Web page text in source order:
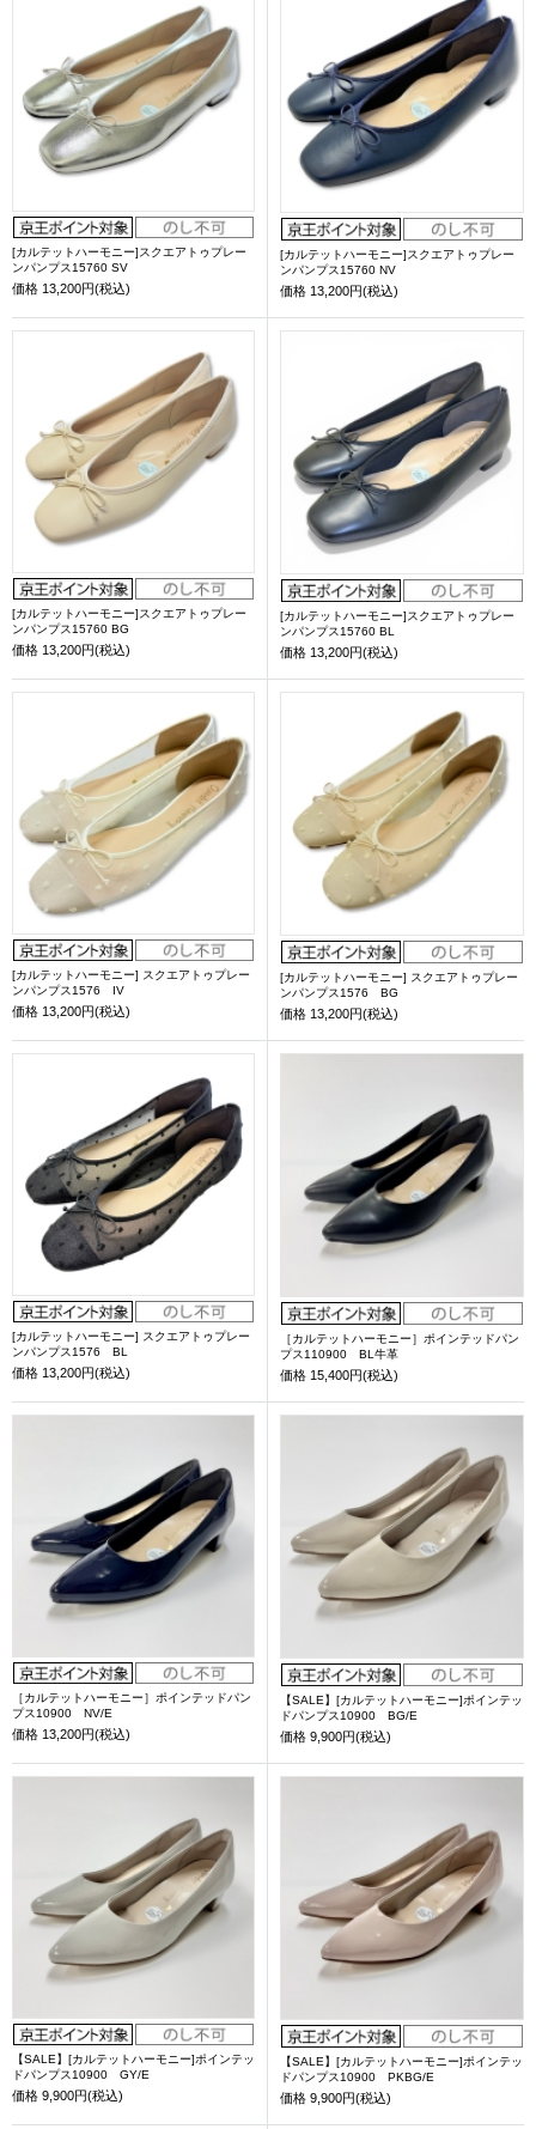
[カルテットハーモニー]スクエアトゥプレー
ンパンプス15760 SV
価格 13,200円(税込)
[カルテットハーモニー]スクエアトゥプレー
ンパンプス15760 NV
価格 13,200円(税込)
[カルテットハーモニー]スクエアトゥプレー
ンパンプス15760 BG
価格 13,200円(税込)
[カルテットハーモニー]スクエアトゥプレー
ンパンプス15760 BL
価格 13,200円(税込)
[カルテットハーモニー] スクエアトゥプレー
ンパンプス1576 IV
価格 13,200円(税込)
[カルテットハーモニー] スクエアトゥプレー
ンパンプス1576 BG
価格 13,200円(税込)
[カルテットハーモニー] スクエアトゥプレー
ンパンプス1576 BL
価格 13,200円(税込)
［カルテットハーモニー］ポインテッドパン
プス110900 BL牛革
価格 15,400円(税込)
［カルテットハーモニー］ポインテッドパン
プス10900 NV/E
価格 13,200円(税込)
【SALE】[カルテットハーモニー]ポインテッ
ドパンプス10900 BG/E
価格 9,900円(税込)
【SALE】[カルテットハーモニー]ポインテッ
ドパンプス10900 GY/E
価格 9,900円(税込)
【SALE】[カルテットハーモニー]ポインテッ
ドパンプス10900 PKBG/E
価格 9,900円(税込)